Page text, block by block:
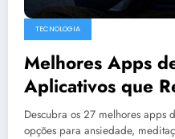
TECNOLOGIA
Melhores Apps
Aplicativos que
Funcionam em
Descubra os 27 melhores apps
opções para ansiedade,